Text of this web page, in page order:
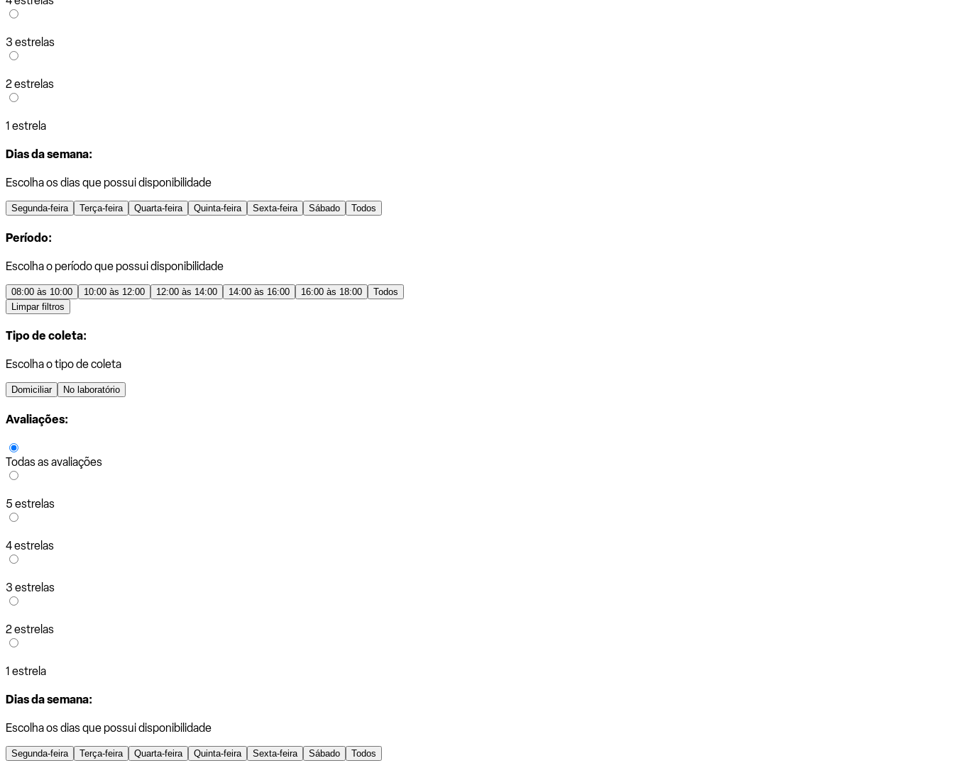
3 estrelas
2 estrelas
1 estrela
Dias da semana:
Escolha os dias que possui disponibilidade
Segunda-feira Terça-feira Quarta-feira Quinta-feira Sexta-feira Sábado Todos
Período:
Escolha o período que possui disponibilidade
08:00 às 10:00 10:00 às 12:00 12:00 às 14:00 14:00 às 16:00 16:00 às 18:00
Todos
Limpar filtros
Tipo de coleta:
Escolha o tipo de coleta
Domiciliar No laboratório
Avaliações:
Todas as avaliações
5 estrelas
4 estrelas
3 estrelas
2 estrelas
1 estrela
Dias da semana:
Escolha os dias que possui disponibilidade
Segunda-feira Terça-feira Quarta-feira Quinta-feira Sexta-feira Sábado Todos